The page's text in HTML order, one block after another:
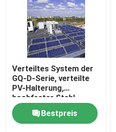
Verteiltes System der
GQ-D-Serie, verteilte
PV-Halterung,
hochfester Stahl,
beschichtet mit
Aluminium-Magnesium-
Zink-Material,
Bestpreis